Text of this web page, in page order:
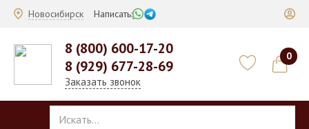
Новосибирск Написать:
8 (800) 600-17-20
8 (929) 677-28-69
Заказать звонок
0